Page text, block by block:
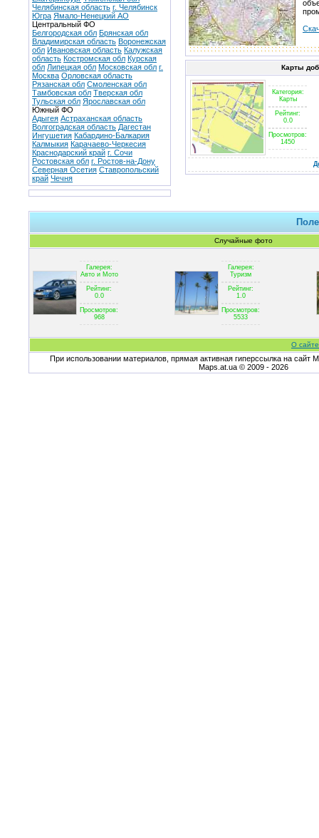
Челябинская область г. Челябинск
Югра Ямало-Ненецкий АО
Центральный ФО
Белгородская обл Брянская обл
Владимирская область Воронежская
обл Ивановская область Калужская
область Костромская обл Курская
обл Липецкая обл Московская обл г.
Москва Орловская область
Рязанская обл Смоленская обл
Тамбовская обл Тверская обл
Тульская обл Ярославская обл
Южный ФО
Адыгея Астраханская область
Волгоградская область Дагестан
Ингушетия Кабардино-Балкария
Калмыкия Карачаево-Черкесия
Краснодарский край г. Сочи
Ростовская обл г. Ростов-на-Дону
Северная Осетия Ставропольский
край Чечня
Карты
Категория:
Карты
Рейтинг:
0.0
Просмотров:
1450
Случайные фото
Галерея:
Авто и Мото
Рейтинг:
0.0
Просмотров:
968
Галерея:
Туризм
Рейтинг:
1.0
Просмотров:
5533
О
При использовании материалов, прямая активная гиперссылка на сайт
Maps.at.ua © 2009 - 2026